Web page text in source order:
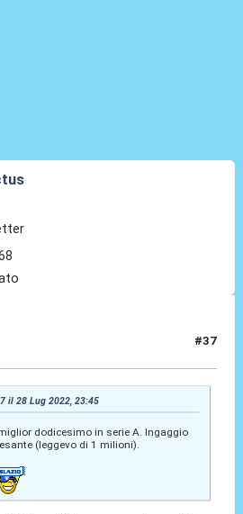
#37
il 28 Lug 2022, 23:45
dodicesimo in serie A. Ingaggio
(leggevo di 1 milioni).